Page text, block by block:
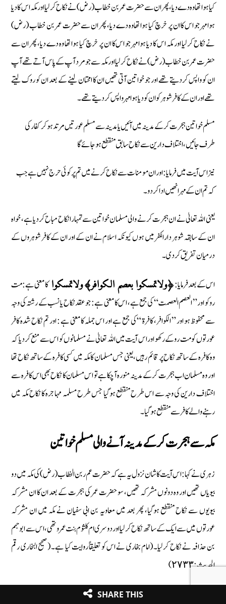
کیا ہوا تھا وہ دے دیا، پھر ان سے حضرت عمر بن خطاب (رض) نے نکاح کرلیا اور مکہ اس کا دیا
ہوا مہر جو اس کا ان پر خرچ کیا ہوا تھا وہ دے دیا، پھر ان سے حضرت عمر بن خطاب (رض)
نے نکاح کرلیا اور مکہ اس کا دیا ہوا مہر جو اس کا ان پر خرچ کیا ہوا تھا وہ دے دیا، پھر ان سے
حضرت عمر بن خطاب (رض) نے نکاح کرلیا اور مکہ سے جو مرد آپ کے پاس آتے تھے آپ
ان کو واپس کردیتے تھے اور جو خواتین آتی تھیں ان کا امحتان لینے کے بعد ان کو روک لیتے
تھے اور ان کے کافر شوہر کو ان کو دیا ہوا مہر واپس کردیتے تھے۔
مسلم خواتین ہجرت کر کے مدینہ میں آئیں یا مدینہ سے مسلم عورتیں مرتد ہو کر کفار کی
طرف جائیں، اختلاف دارین سے نکاح سابق منقطع ہوجائے گا
نیز اس آیت میں فرمایا : اور ان مومنات سے نکاح کرنے میں تم پر کوئی حرج نہیں ہے جب
کہ تم ان کے مہر انھیں ادا کردو۔
یعنی اللہ تعالیٰ نے ان ہجرت کرنے والی مسلمان خواتین سے تمہارا نکاح مباح کردیا ہے، خواہ
ان کے سابقہ شوہر دارالکفر میں ہوں کیونکہ اسلام نے ان کے اور ان کے کافر شوہروں کے
درمیان تفریق کردی۔
اس کے بعد فرمایا :﴿ولاتمسکوا بعصم الکوافر﴾ولاتمسکوا کا معنی ہے : مت
روکو اور ” العصم العصمت “ کی جمع ہے، اس کا معنی ہے : جو عقد نکاح یا نسب کے رشتہ کی وجہ
سے محفوظ ہو اور ” الکوافر، کافرۃ “ کی جمع ہے اور اس جملہ کا معنی ہے : اور تم نکاح شدہ کافر
عورتوں کو مت روکے رکھو اور اس آیت میں اللہ تعالیٰ نے مسلمانوں کو اس سے منع کردیا کہ
وہ کافرہ کے ساتھ نکاح پر قائم رہیں، یعنی جس مسلمان کا مکہ میں کسی کافرہ کے ساتھ نکاح تھا
اور وہ مسلمان اب ہجرت کر کے مدینہ منورہ آچکا ہے تو اس مسلمان کا نکاح بھی اس کافرہ سے
اختلاف دارین کی وجہ سے اس طرح منقطع ہوگیا جس طرح مسلمہ مہاجرہ کا نکاح مکہ میں
رہنے والے کافر سے منقطع ہوگیا۔
مکہ سے ہجرت کر کے مدینہ آنے والی مسلم خواتین
زہری نے کہا : اس آیت کا شان نزول یہ ہے کہ حضرت عم ربن الخطاب (رض) کی مکہ میں دو
بیویاں تھیں اور وہ دونوں مشرکہ تھیں، سو حضرت عمر کی ہجرت کے بعد ان کا ان مشرکہ
بیویوں سے نکاح منقطع ہوگیا، پھر بعد میں معاویہ بن ابی سفیان نے مکہ میں ان مشرکہ
عورتوں میں سے ایک کے ساتھ نکاح کرلیا اور دوسری ام کلثوم بنت عمرو تھی، اس سے ابوجہم
بن حذافہ نے نکاح کرلیا۔ (امام بخاری نے اس کو تعلیقاً روایت کیا ہے۔ (صحیح البخاری رقم
الحدیث : ٢٧٣٣)
شعبی نے کہا، حضرت زینب بنت رسول اللہ (صلی اللہ علیہ وآلہ وسلم) مکہ میں ابو العاص بن
SHARE THIS